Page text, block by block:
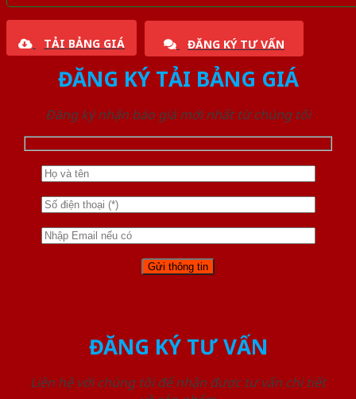
TẢI BẢNG GIÁ ĐĂNG KÝ TƯ VẤN
ĐĂNG KÝ TẢI BẢNG GIÁ
Đăng ký nhận báo giá mới nhất từ chúng tôi
ĐĂNG KÝ TƯ VẤN
Liên hệ với chúng tôi để nhận được tư vấn chi tiết